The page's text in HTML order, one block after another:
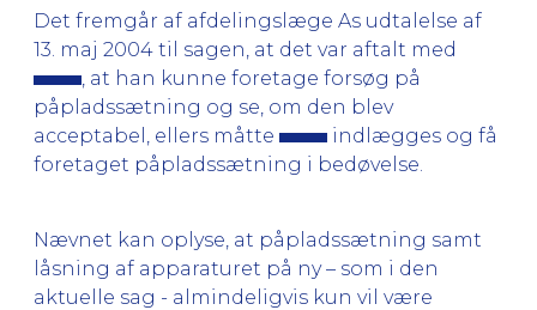
Det fremgår af afdelingslæge As udtalelse af
13. maj 2004 til sagen, at det var aftalt med
, at han kunne foretage forsøg på
påpladssætning og se, om den blev
acceptabel, ellers måtte
indlægges og få
foretaget påpladssætning i bedøvelse.
Nævnet kan oplyse, at påpladssætning samt
låsning af apparaturet på ny – som i den
aktuelle sag - almindeligvis kun vil være